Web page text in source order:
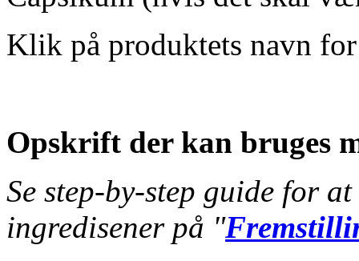
Klik på produktets navn
Opskrift der kan bruges
Se step-by-step guide for
ingredisener på "